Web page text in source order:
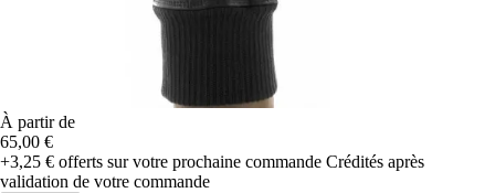
À partir de
65,00 €
+3,25 € offerts sur votre prochaine commande Crédités après
validation de votre commande